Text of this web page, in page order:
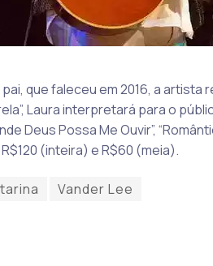
que faleceu em 2016, a
Laura interpretará para o
Deus Possa Me Ouvir”,
(inteira) e R$60 (meia).
Vander Lee